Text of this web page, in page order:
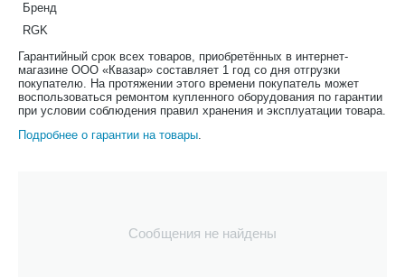
Бренд
RGK
Гарантийный срок всех товаров, приобретённых в интернет-
магазине ООО «Квазар» составляет 1 год со дня отгрузки
покупателю. На протяжении этого времени покупатель может
воспользоваться ремонтом купленного оборудования по гарантии
при условии соблюдения правил хранения и эксплуатации товара.
Подробнее о гарантии на товары.
Сообщения не найдены